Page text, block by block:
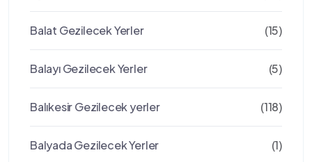
Balat Gezilecek Yerler (15)
Balayı Gezilecek Yerler (5)
Balıkesir Gezilecek yerler (118)
Balyada Gezilecek Yerler (1)